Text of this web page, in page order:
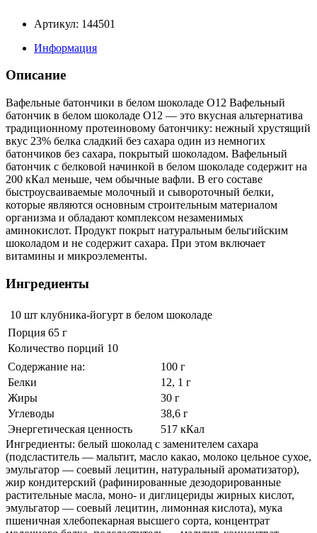
Артикул: 144501
Информация
Описание
Вафельные батончики в белом шоколаде O12 Вафельный
батончик в белом шоколаде O12 — это вкусная альтернатива
традиционному протеиновому батончику: нежный хрустящий
вкус 23% белка сладкий без сахара один из немногих
батончиков без сахара, покрытый шоколадом. Вафельный
батончик с белковой начинкой в белом шоколаде содержит на
200 кКал меньше, чем обычные вафли. В его составе
быстроусваиваемые молочный и сывороточный белки,
которые являются основным строительным материалом
организма и обладают комплексом незаменимых
аминокислот. Продукт покрыт натуральным бельгийским
шоколадом и не содержит сахара. При этом включает
витамины и микроэлементы.
Ингредиенты
10 шт клубника-йогурт в белом шоколаде
Порция 65 г
Количество порций 10
Содержание на:
100 г
Белки
12, 1 г
Жиры
30 г
Углеводы
38,6 г
Энергетическая ценность
517 кКал
Ингредиенты: белый шоколад с заменителем сахара
(подсластитель — мальтит, масло какао, молоко цельное сухое,
эмульгатор — соевый лецитин, натуральный ароматизатор),
жир кондитерский (рафинированные дезодорированные
растительные масла, моно- и диглицериды жирных кислот,
эмульгатор — соевый лецитин, лимонная кислота), мука
пшеничная хлебопекарная высшего сорта, концентрат